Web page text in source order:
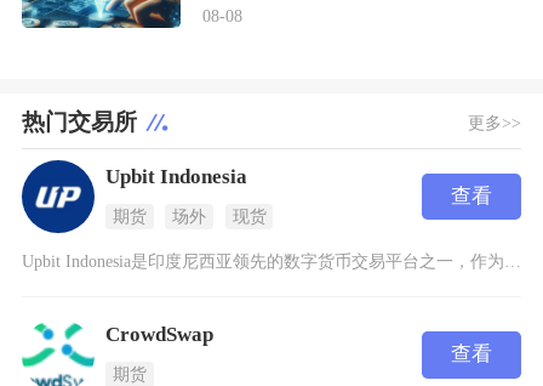
08-08
热门交易所 更多>>
Upbit Indonesia
期货 场外 现货
查看
Upbit Indonesia是印度尼西亚领先的数字货币交易平台之一，作为韩国Upbit全
CrowdSwap
期货
查看